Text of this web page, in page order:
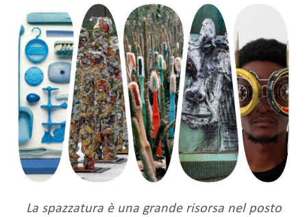
La spazzatura è una grande risorsa nel posto